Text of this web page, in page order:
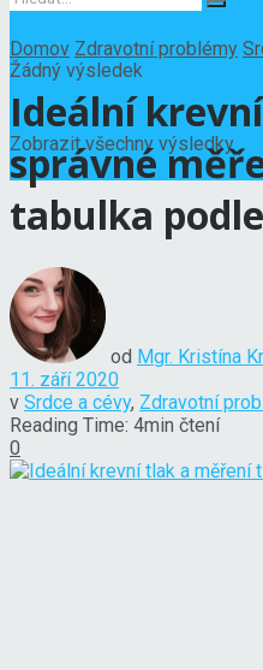
Žádný výsledek
Zobrazit všechny výsledky
Domov Zdravotní problémy
Ideální
správné
tabulka
od Mgr. Kristína
11. září 2020
v Srdce a cévy, Zdravotní
Reading Time: 4min čtení
0